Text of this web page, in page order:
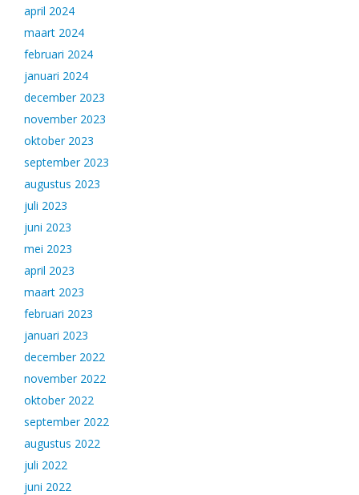
april 2024
maart 2024
februari 2024
januari 2024
december 2023
november 2023
oktober 2023
september 2023
augustus 2023
juli 2023
juni 2023
mei 2023
april 2023
maart 2023
februari 2023
januari 2023
december 2022
november 2022
oktober 2022
september 2022
augustus 2022
juli 2022
juni 2022